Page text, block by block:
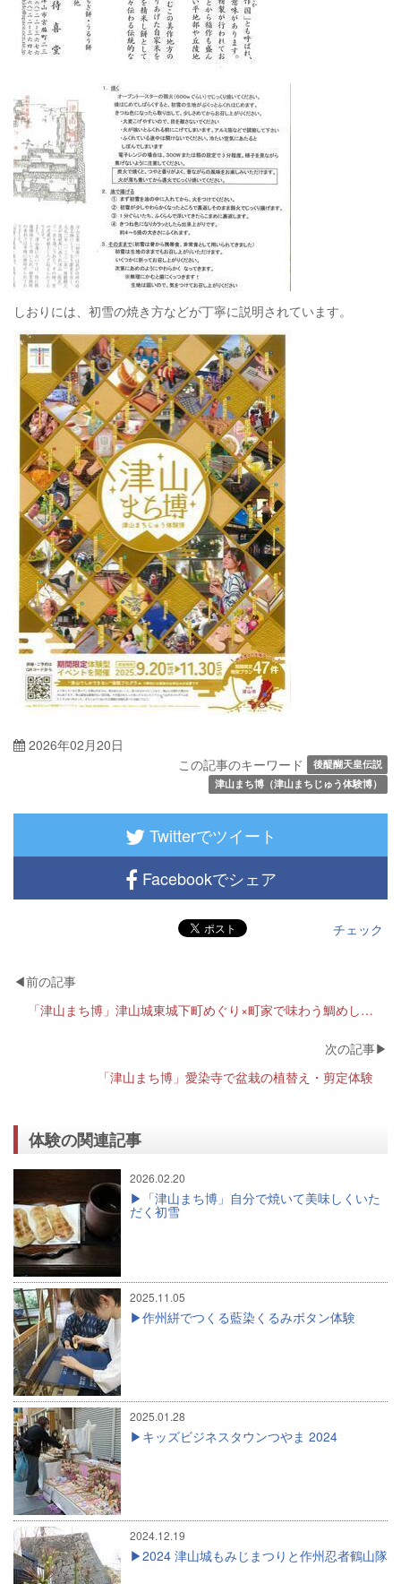
しおりには、初雪の焼き方などが丁寧に説明されています。
2026年02月20日
この記事のキーワード
後醍醐天皇伝説
津山まち博（津山まちじゅう体験博）
Twitterでツイート
Facebookでシェア
チェック
「津山まち博」津山城東城下町めぐり×町家で味わう鯛めし御膳
「津山まち博」愛染寺で盆栽の植替え・剪定体験
体験の関連記事
2026.02.20
「津山まち博」自分で焼いて美味しくいた
だく初雪
2025.11.05
作州絣でつくる藍染くるみボタン体験
2025.01.28
キッズビジネスタウンつやま 2024
2024.12.19
2024 津山城もみじまつりと作州忍者鶴山隊